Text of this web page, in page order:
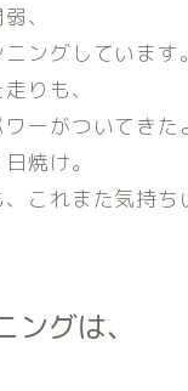
、
ングしています。
りも、
ーがついてきた
焼け。
これまた気持ち
グは、